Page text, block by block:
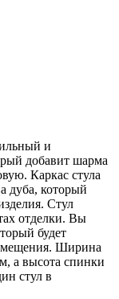
и
добавит шарма
Каркас стула
дуба, который
Стул
отделки. Вы
будет
Ширина
а высота спинки
стул в